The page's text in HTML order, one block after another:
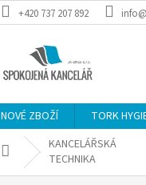
+420 737 207 892
NOVÉ ZBOŽÍ TORK
Domů KANCELÁŘSKÁ
TECHNIKA